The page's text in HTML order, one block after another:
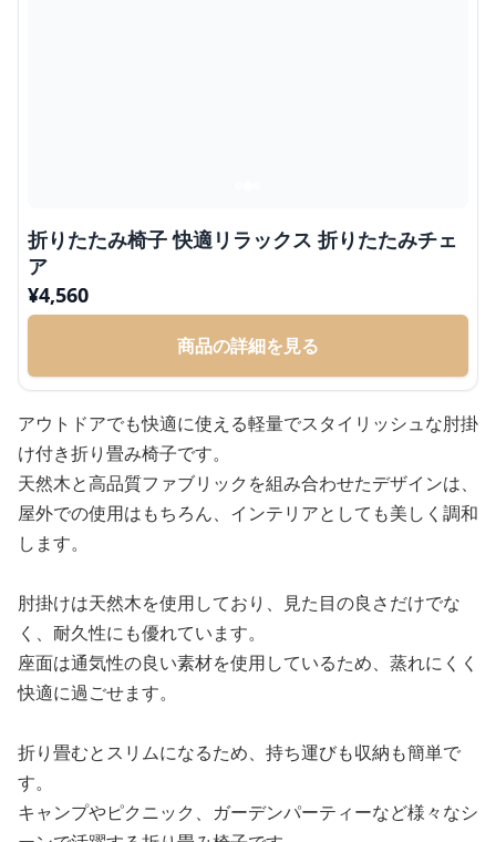
折りたたみ椅子 快適リラックス 折りたたみチェ
ア
¥4,560
商品の詳細を見る
アウトドアでも快適に使える軽量でスタイリッシュな肘掛
け付き折り畳み椅子です。
天然木と高品質ファブリックを組み合わせたデザインは、
屋外での使用はもちろん、インテリアとしても美しく調和
します。
肘掛けは天然木を使用しており、見た目の良さだけでな
く、耐久性にも優れています。
座面は通気性の良い素材を使用しているため、蒸れにくく
快適に過ごせます。
折り畳むとスリムになるため、持ち運びも収納も簡単で
す。
キャンプやピクニック、ガーデンパーティーなど様々なシ